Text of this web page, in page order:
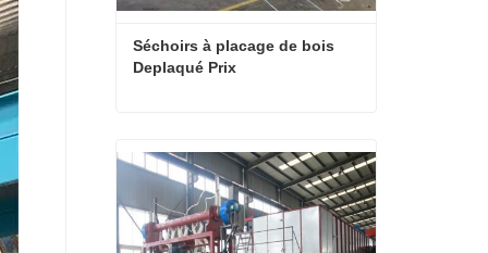
Séchoirs à placage de bois
Deplaqué Prix
Contact maintenant